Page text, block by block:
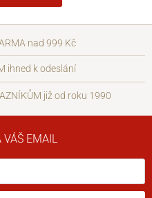
nad 999 Kč
ihned k odeslání
již od roku 1990
VÁŠ EMAIL